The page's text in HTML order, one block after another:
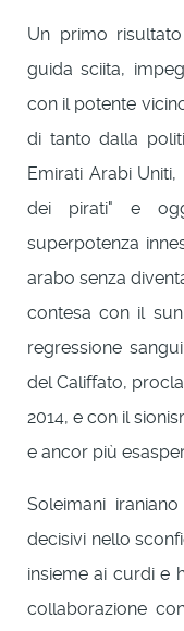
Un primo
guida sciita,
con il potente
di tanto dalla
Emirati Arabi
dei pirati" e
superpotenza
arabo senza
contesa con il
regressione
del Califfato,
2014, e con il
e ancor più
Soleimani
decisivi nello
insieme ai curdi e
collaborazione